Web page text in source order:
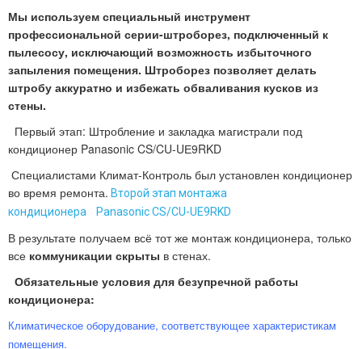
Мы используем специальный инструмент
профессиональной серии-штроборез, подключенный к
пылесосу, исключающий возможность избыточного
запыления помещения. Штроборез позволяет делать
штробу аккуратно и избежать обваливания кусков из
стены.
Первый этап: Штробление и закладка магистрали под
кондиционер Panasonic CS/CU-UЕ9RKD
Специалистами Климат-Контроль был установлен кондиционер
во время ремонта. Второй этап монтажа
кондиционера
Panasonic CS/CU-UЕ9RKD
В результате получаем всё тот же монтаж кондиционера, только
все коммуникации скрыты в стенах.
Обязательные условия для безупречной работы
кондиционера:
Климатическое оборудование, соответствующее характеристикам
помещения.